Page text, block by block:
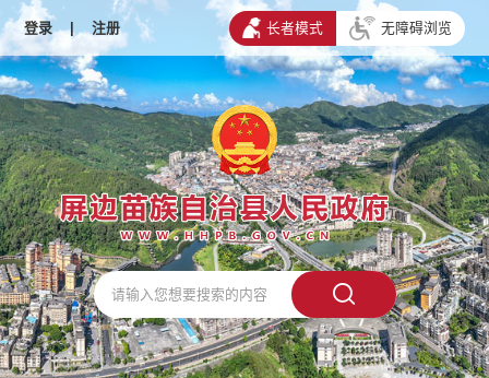
登录 | 注册 长者模式 无障碍浏览